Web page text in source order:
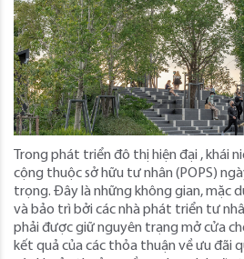
Trong phát triển đô thị hiện đại , khái
cộng thuộc sở hữu tư nhân (POPS)
trọng. Đây là những không gian, mặc
và bảo trì bởi các nhà phát triển tư
phải được giữ nguyên trạng mở cửa
kết quả của các thỏa thuận về ưu đãi